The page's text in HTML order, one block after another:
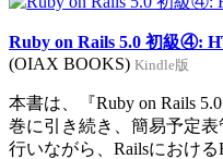
Ruby on Rails 5.0 初級④:
(OIAX BOOKS) Kindle版
本書は、『Ruby on Rails
巻に引き続き、簡易予定表
行いながら、Railsにおけ